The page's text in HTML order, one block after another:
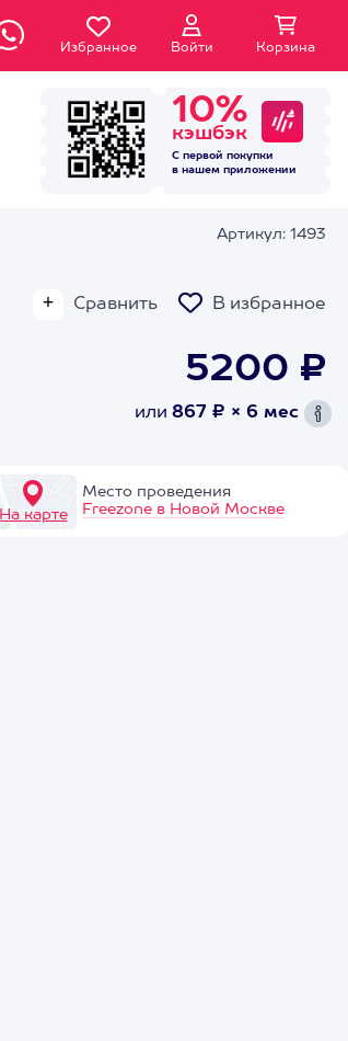
Избранное Войти Корзина
10%
кэшбэк
С первой покупки
в нашем приложении
Артикул: 1493
Сравнить В избранное
5200 ₽
или 867 ₽ × 6 мес
На карте
Место проведения
Freezone в Новой Москве